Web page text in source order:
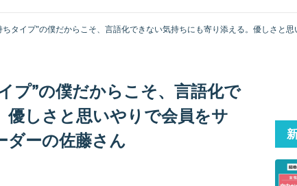
ちタイプ”の僕だからこそ、言語化できない気持ちにも寄り添える。優しさと
プ”の僕だからこそ、言語化で
優しさと思いやりで会員をサ
ダーの佐藤さん